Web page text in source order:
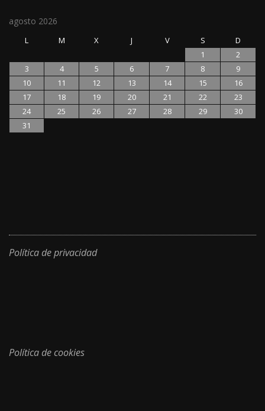
agosto 2026
L M X J V S
D
1
2
3
4 5 6 7 8
9
10
11 12 13 14 15
16
17
18 19 20 21 22
23
24
25 26 27 28 29
30
31
Política de privacidad
Política de cookies